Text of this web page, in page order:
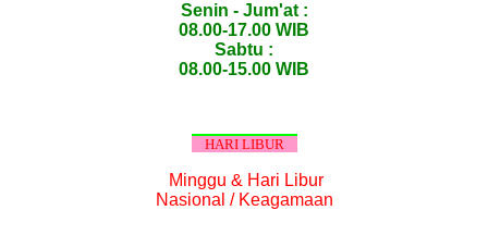
Senin - Jum'at :
08.00-17.00 WIB
Sabtu :
08.00-15.00 WIB
HARI LIBUR
Minggu & Hari Libur
Nasional / Keagamaan